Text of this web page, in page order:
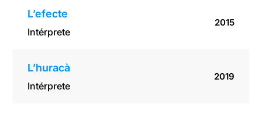
L’efecte
Intérprete
2015
L’huracà
Intérprete
2019